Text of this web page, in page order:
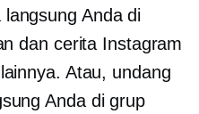
Anda di
dan cerita Instagram
Atau, undang
Anda di grup